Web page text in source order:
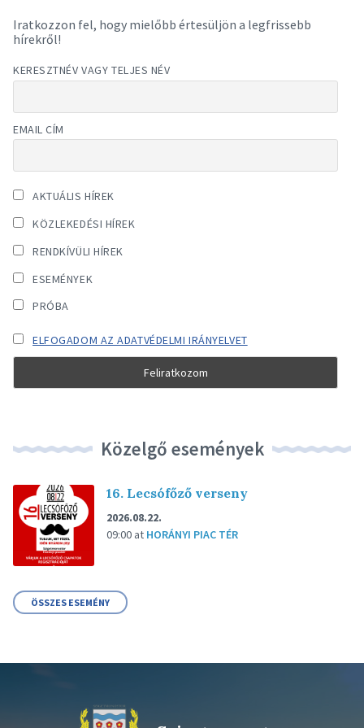
Iratkozzon fel, hogy mielőbb értesüljön a legfrissebb
hírekről!
KERESZTNÉV VAGY TELJES NÉV
EMAIL CÍM
AKTUÁLIS HÍREK
KÖZLEKEDÉSI HÍREK
RENDKÍVÜLI HÍREK
ESEMÉNYEK
PRÓBA
ELFOGADOM AZ ADATVÉDELMI IRÁNYELVET
Közelgő események
16. Lecsófőző verseny
2026.08.22.
09:00 at HORÁNYI PIAC TÉR
ÖSSZES ESEMÉNY